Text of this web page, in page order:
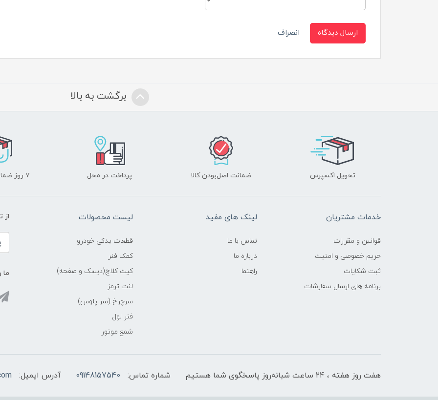
ارسال دیدگاه انصراف
برگشت به بالا
تحویل اکسپرس ضمانت اصل‌بودن کالا پرداخت در محل ۷ روز ضمانت بازگشت
خدمات مشتریان
قوانین و مقررات
حریم خصوصی و امنیت
ثبت شکایات
برنامه های ارسال سفارشات
لینک های مفید
تماس با ما
درباره ما
راهنما
لیست محصولات
قطعات یدکی خودرو
کمک فنر
کیت کلاچ(دیسک و صفحه)
لنت ترمز
سرچرخ (سر پلوس)
فنر لول
شمع موتور
از
ما
هفت روز هفته ، ۲۴ ساعت شبانه‌روز پاسخگوی شما هستیم شماره تماس: 09148157540 آدرس ایمیل: